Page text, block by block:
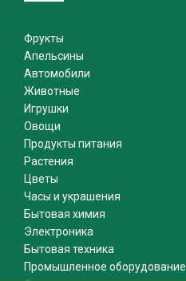
Фрукты
Апельсины
Автомобили
Животные
Игрушки
Овощи
Продукты питания
Растения
Цветы
Часы и украшения
Бытовая химия
Электроника
Бытовая техника
Промышленное оборудование